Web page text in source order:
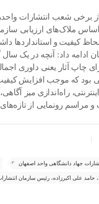
از برخی شعب انتشارات
ملاک‌های ارزیابی
کیفیت و استانداردها
ادامه داد: آنچه در یک
چاپ آثار یعنی داوری
بود که موجب
راه‌اندازی میز
جهاد دانشگاهی واحد اصفهان
علی اکبرزاده، رئیس سازمان